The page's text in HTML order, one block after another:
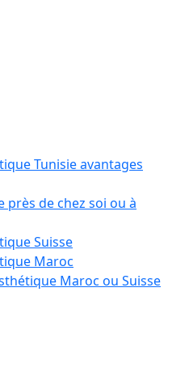
Tunisie avantages
de chez soi ou à
Suisse
Maroc
Maroc ou Suisse